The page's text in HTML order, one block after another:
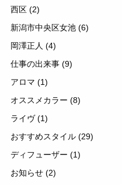
西区 (2)
新潟市中央区女池 (6)
岡澤正人 (4)
仕事の出来事 (9)
アロマ (1)
オススメカラー (8)
ライヴ(1)
おすすめスタイル (29)
ディフューザー (1)
お知らせ (2)